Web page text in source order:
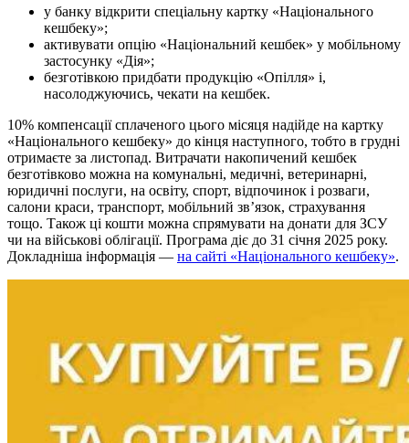
у банку відкрити спеціальну картку «Національного
кешбеку»;
активувати опцію «Національний кешбек» у мобільному
застосунку «Дія»;
безготівкою придбати продукцію «Опілля» і,
насолоджуючись, чекати на кешбек.
10% компенсації сплаченого цього місяця надійде на картку
«Національного кешбеку» до кінця наступного, тобто в грудні
отримаєте за листопад. Витрачати накопичений кешбек
безготівково можна на комунальні, медичні, ветеринарні,
юридичні послуги, на освіту, спорт, відпочинок і розваги,
салони краси, транспорт, мобільний зв’язок, страхування
тощо. Також ці кошти можна спрямувати на донати для ЗСУ
чи на військові облігації. Програма діє до 31 січня 2025 року.
Докладніша інформація — на сайті «Національного кешбеку».